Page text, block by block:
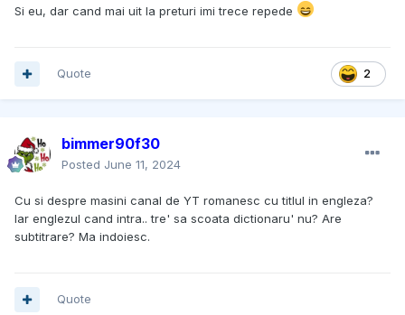
Si eu, dar cand mai uit la preturi imi trece repede
2
Quote
bimmer90f30
Posted June 11, 2024
Cu si despre masini canal de YT romanesc cu titlul in engleza?
Iar englezul cand intra.. tre' sa scoata dictionaru' nu? Are
subtitrare? Ma indoiesc.
Quote